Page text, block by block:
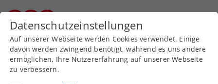
Zurück zur Newsübersicht
Billie Jean King Cup
Datenschutzeinstellungen
Auf unserer Webseite werden Cookies verwendet. Einige
davon werden zwingend benötigt, während es uns andere
ermöglichen, Ihre Nutzererfahrung auf unserer Webseite
zu verbessern.